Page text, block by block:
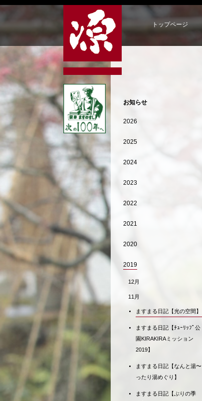
トップページ
お知らせ
2026
2025
2024
2023
2022
2021
2020
2019
12月
11月
ますまる日記【光の空間】
ますまる日記【ﾁｭｰﾘｯﾌﾟ公
園KIRAKIRAミッション
2019】
ますまる日記【なんと湯〜
ったり湯めぐり】
ますまる日記【ぶりの季